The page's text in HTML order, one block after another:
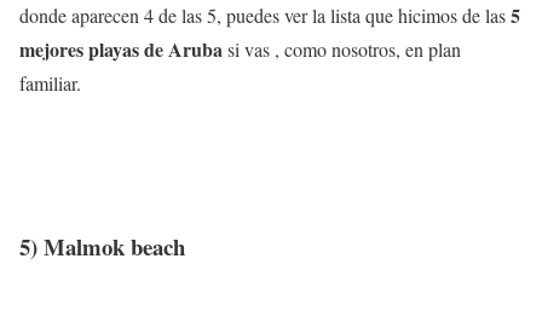
donde aparecen 4 de las 5, puedes ver la lista que hicimos de las5
mejores playas de Arubasi vas , como nosotros, en plan
familiar.
5) Malmok beach